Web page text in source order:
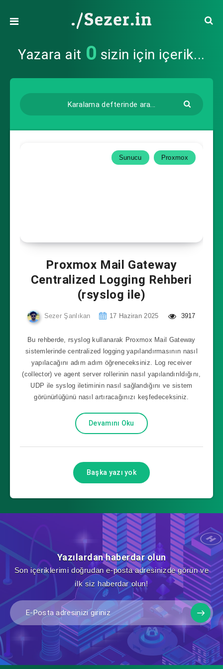
Yazara ait 0 sizin için içerik...
Sunucu Proxmox
Proxmox Mail Gateway
Centralized Logging Rehberi
(rsyslog ile)
Sezer Şanlıkan 17 Haziran 2025 3917
Bu rehberde, rsyslog kullanarak Proxmox Mail Gateway
sistemlerinde centralized logging yapılandırmasının nasıl
yapılacağını adım adım öğreneceksiniz. Log receiver
(collector) ve agent server rollerinin nasıl yapılandırıldığını,
UDP ile syslog iletiminin nasıl sağlandığını ve sistem
görünürlüğünü nasıl artıracağınızı keşfedeceksiniz.
Devamını Oku
Başka yazı yok
Yazılardan haberdar olun
Son içeriklerimi doğrudan e-posta adresinizde görün ve
ilk siz haberdar olun!